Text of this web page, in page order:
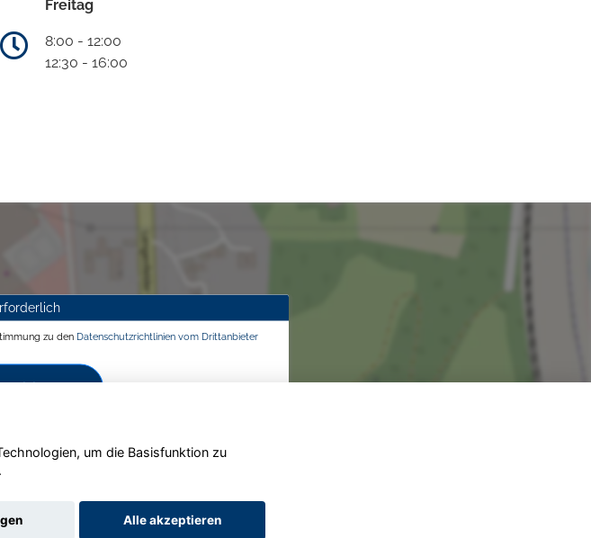
Freitag
8:00 - 12:00
12:30 - 16:00
zu den Datenschutzrichtlinien vom Drittanbieter
aktivieren
um die Basisfunktion zu
Alle akzeptieren